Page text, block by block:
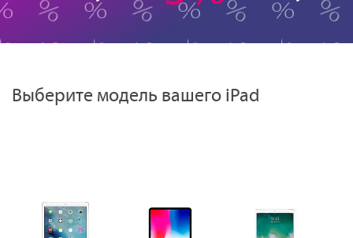
Выберите модель вашего iPad